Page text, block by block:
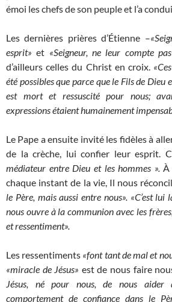
émoi les chefs de son peuple et l’a
Les dernières prières d’Étienne –
esprit» et «Seigneur, ne leur compte
d’ailleurs celles du Christ en croix.
été possibles que parce que le Fils de Dieu
est mort et ressuscité pour nous;
expressions étaient humainement
Le Pape a ensuite invité les fidèles à
de la crèche, lui confier leur esprit.
médiateur entre Dieu et les hommes ». À
chaque instant de la vie, Il nous
le Père, mais aussi entre nous». «C’est lui
nous ouvre à la communion avec les
et ressentiment».
Les ressentiments «font tant de mal et
«miracle de Jésus» est de nous faire
Jésus, né pour nous, de nous aider
comportement de confiance dans le